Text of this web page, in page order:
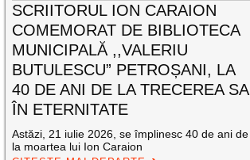
SCRIITORUL ION CARAION
COMEMORAT DE BIBLIOTECA
MUNICIPALĂ ,,VALERIU
BUTULESCU” PETROȘANI, LA
40 DE ANI DE LA TRECEREA SA
ÎN ETERNITATE
Astăzi, 21 iulie 2026, se împlinesc 40 de ani de
la moartea lui Ion Caraion